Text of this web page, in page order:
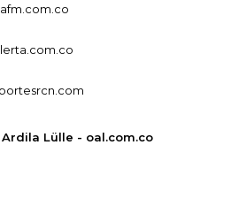
Lülle - oal.com.co